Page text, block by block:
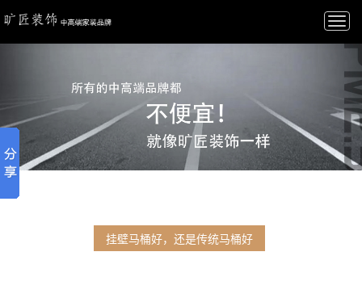
挂壁马桶好，还是传统马桶好